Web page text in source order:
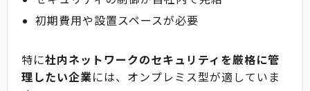
初期費用や設置スペースが必要
特に社内ネットワークのセキュリティを厳格に管
理したい企業には、オンプレミス型が適していま